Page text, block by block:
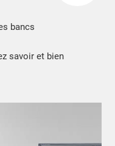
bancs
savoir et bien